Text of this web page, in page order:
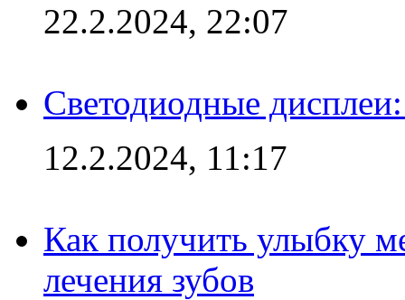
22.2.2024, 22:07
Светодиодные
12.2.2024, 11:17
Как получить улыбку
лечения зубов